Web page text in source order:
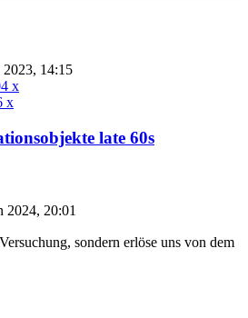
2023, 14:15
x
x
late 60s
2024, 20:01
sondern erlöse uns von dem